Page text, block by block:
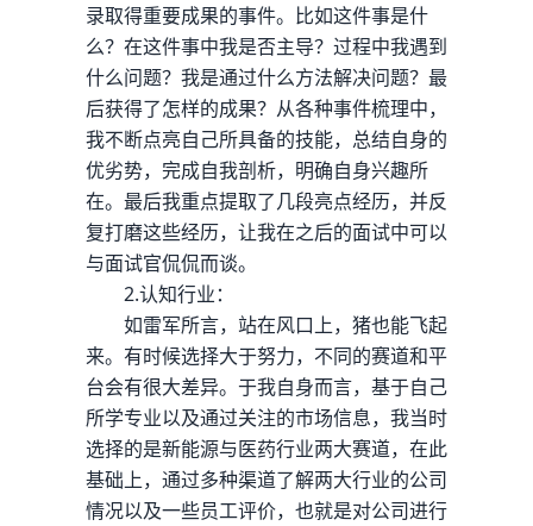
录取得重要成果的事件。比如这件事是什
么？在这件事中我是否主导？过程中我遇到
什么问题？我是通过什么方法解决问题？最
后获得了怎样的成果？从各种事件梳理中，
我不断点亮自己所具备的技能，总结自身的
优劣势，完成自我剖析，明确自身兴趣所
在。最后我重点提取了几段亮点经历，并反
复打磨这些经历，让我在之后的面试中可以
与面试官侃侃而谈。
2.认知行业：
如雷军所言，站在风口上，猪也能飞起
来。有时候选择大于努力，不同的赛道和平
台会有很大差异。于我自身而言，基于自己
所学专业以及通过关注的市场信息，我当时
选择的是新能源与医药行业两大赛道，在此
基础上，通过多种渠道了解两大行业的公司
情况以及一些员工评价，也就是对公司进行